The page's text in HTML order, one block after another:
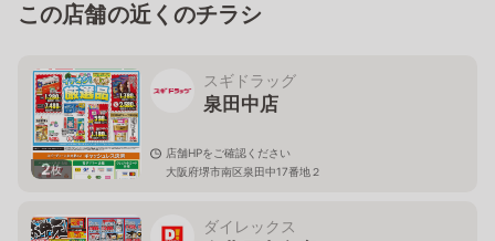
この店舗の近くのチラシ
2枚
スギドラッグ
泉田中店
店舗HPをご確認ください
大阪府堺市南区泉田中17番地２
ダイレックス